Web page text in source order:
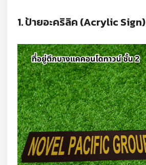
1. ป้ายอะคริลิค (Acrylic Sign)